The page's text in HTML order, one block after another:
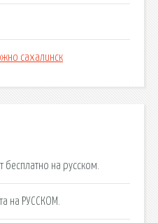
сахалинск
бесплатно на русском.
на РУССКОМ.